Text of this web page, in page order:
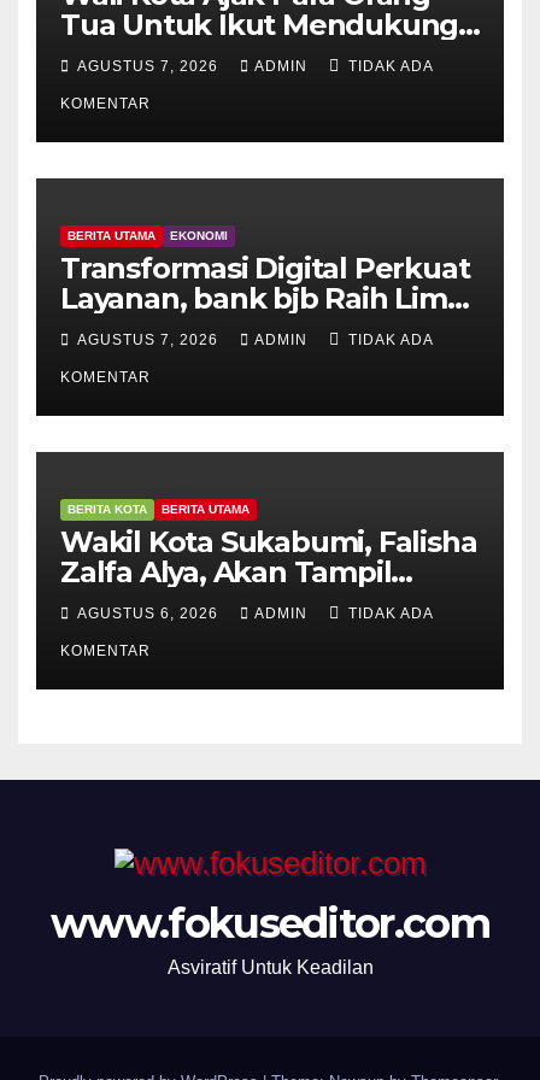
Tua Untuk Ikut Mendukung
Pelaksanaan BIAS
AGUSTUS 7, 2026 ADMIN TIDAK ADA
KOMENTAR
BERITA UTAMA EKONOMI
Transformasi Digital Perkuat
Layanan, bank bjb Raih Lima
Titanium Awards pada
PRIMA Awards 2026
AGUSTUS 7, 2026 ADMIN TIDAK ADA
KOMENTAR
BERITA KOTA BERITA UTAMA
Wakil Kota Sukabumi, Falisha
Zalfa Alya, Akan Tampil
Dalam Grandfinal Pasanggiri
Wanoja Jajaka Budaya Jawa
Barat
AGUSTUS 6, 2026 ADMIN TIDAK ADA
KOMENTAR
www.fokuseditor.com
Asviratif Untuk Keadilan